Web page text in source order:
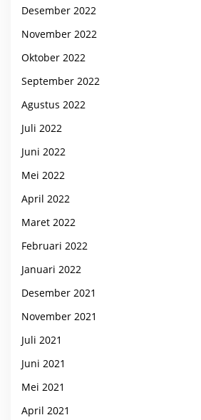
Desember 2022
November 2022
Oktober 2022
September 2022
Agustus 2022
Juli 2022
Juni 2022
Mei 2022
April 2022
Maret 2022
Februari 2022
Januari 2022
Desember 2021
November 2021
Juli 2021
Juni 2021
Mei 2021
April 2021